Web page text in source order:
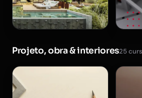
Projeto, obra & interiores25